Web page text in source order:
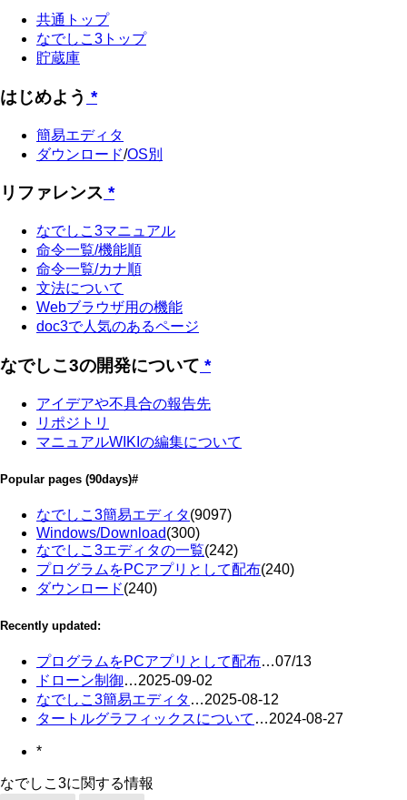
共通トップ
なでしこ3トップ
貯蔵庫
はじめよう *
簡易エディタ
ダウンロード/OS別
リファレンス *
なでしこ3マニュアル
命令一覧/機能順
命令一覧/カナ順
文法について
Webブラウザ用の機能
doc3で人気のあるページ
なでしこ3の開発について *
アイデアや不具合の報告先
リポジトリ
マニュアルWIKIの編集について
Popular pages (90days)#
なでしこ3簡易エディタ(9097)
Windows/Download(300)
なでしこ3エディタの一覧(242)
プログラムをPCアプリとして配布(240)
ダウンロード(240)
Recently updated:
プログラムをPCアプリとして配布…07/13
ドローン制御…2025-09-02
なでしこ3簡易エディタ …2025-08-12
タートルグラフィックスについて …2024-08-27
*
なでしこ3に関する情報